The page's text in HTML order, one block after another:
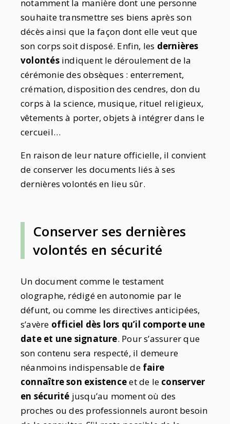
notamment la manière dont une personne
souhaite transmettre ses biens après son
décès ainsi que la façon dont elle veut que
son corps soit disposé. Enfin, les dernières
volontésindiquent le déroulement de la
cérémonie des obsèques : enterrement,
crémation, disposition des cendres, don du
corps à la science, musique, rituel religieux,
vêtements à porter, objets à intégrer dans le
cercueil…
En raison de leur nature officielle, il convient
de conserver les documents liés à ses
dernières volontés en lieu sûr.
Conserver ses dernières
volontés en sécurité
Un document comme le testament
olographe, rédigé en autonomie par le
défunt, ou comme les directives anticipées,
s’avère officiel dès lors qu’il comporte une
date et une signature. Pour s’assurer que
son contenu sera respecté, il demeure
néanmoins indispensable de faire
connaître son existenceet de le conserver
en sécurité jusqu’au moment où des
proches ou des professionnels auront besoin